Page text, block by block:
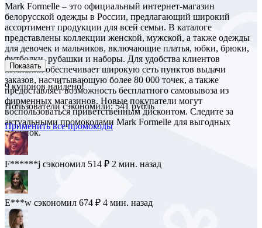
Mark Formelle – это официальный интернет-магазин
белорусской одежды в России, предлагающий широкий
ассортимент продукции для всей семьи. В каталоге
представлены коллекции женской, мужской, а также одежды
для девочек и мальчиков, включающие платья, юбки, брюки,
футболки, рубашки и наборы. Для удобства клиентов
компания обеспечивает широкую сеть пунктов выдачи
заказов, насчитывающую более 80 000 точек, а также
предоставляет возможность бесплатного самовывоза из
фирменных магазинов. Новые покупатели могут
воспользоваться приветственным дисконтом. Следите за
актуальными промокодами Mark Formelle для выгодных
покупок.
Показать
9купонов найдено!
Пользователи сэкономили: 541 рубль
Применить все промокоды
F******j сэкономил 514 ₽ 2 мин. назад
E***w сэкономил 674 ₽ 4 мин. назад